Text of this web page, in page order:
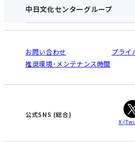
アクセス･営業時間
お申し込みの流れ
入会と受講のご案内
中日文化センターHOME
中日文化センターとは
受講規約・会員特典
ご利用ガイド
オンライン講座受講の手順
WEBサイトのよくある質問
中日文化センターグループ
南大高
犬
高蔵寺
大
津
お問い合わせ
プライ
推奨環境･メンテナンス時間
公式SNS (総合)
X